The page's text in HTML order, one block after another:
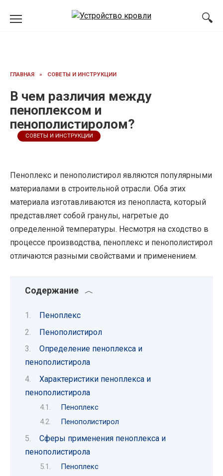
ГЛАВНАЯ » СОВЕТЫ И ИНСТРУКЦИИ
В чем различия между
пеноплексом и
пенополистиролом?
СОВЕТЫ И ИНСТРУКЦИИ
Пеноплекс и пенополистирол являются популярными
материалами в строительной отрасли. Оба этих
материала изготавливаются из пенопласта, который
представляет собой гранулы, нагретые до
определенной температуры. Несмотря на сходство в
процессе производства, пеноплекс и пенополистирол
отличаются разными свойствами и применением.
Содержание
Пеноплекс
Пенополистирол
Определение пеноплекса и
пенополистирола
Характеристики пеноплекса и
пенополистирола
Пеноплекс
Пенополистирол
Сферы применения пеноплекса и
пенополистирола
Пеноплекс